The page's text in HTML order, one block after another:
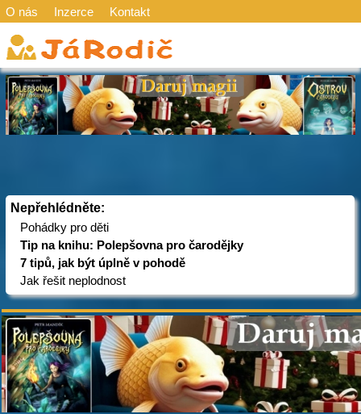
O nás Inzerce Kontakt
Nepřehlédněte:
Pohádky pro děti
Tip na knihu: Polepšovna pro čarodějky
7 tipů, jak být úplně v pohodě
Jak řešit neplodnost